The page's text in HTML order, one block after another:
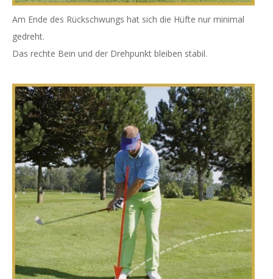
Am Ende des Rückschwungs hat sich die Hüfte nur minimal
gedreht.
Das rechte Bein und der Drehpunkt bleiben stabil.